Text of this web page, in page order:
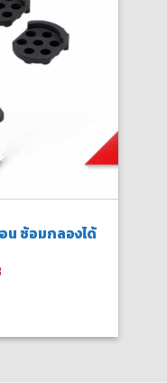
น ซ้อมกลองได้
Current